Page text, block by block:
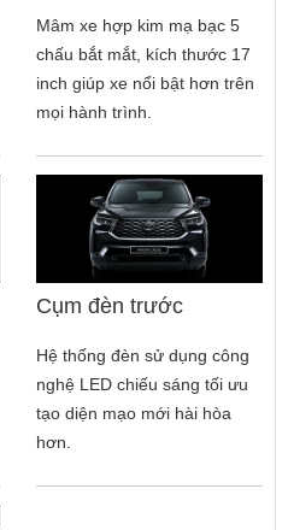
Mâm xe hợp kim mạ bạc 5
chấu bắt mắt, kích thước 17
inch giúp xe nổi bật hơn trên
mọi hành trình.
Cụm đèn trước
Hệ thống đèn sử dụng công
nghệ LED chiếu sáng tối ưu
tạo diện mạo mới hài hòa
hơn.